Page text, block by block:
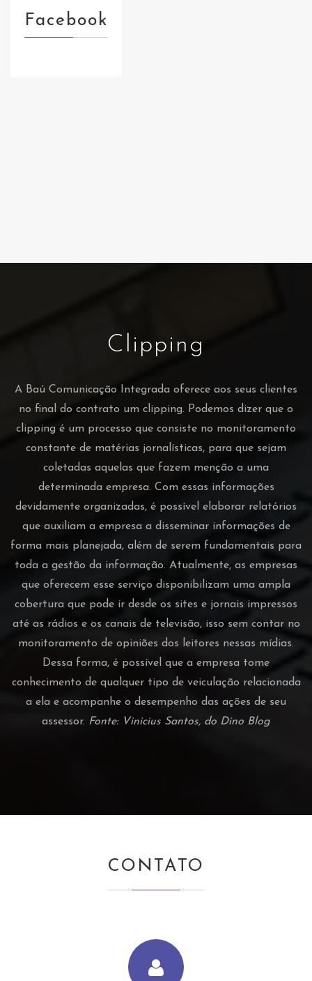
Facebook
Clipping
A Baú Comunicação Integrada oferece aos seus clientes
no final do contrato um clipping. Podemos dizer que o
clipping é um processo que consiste no monitoramento
constante de matérias jornalísticas, para que sejam
coletadas aquelas que fazem menção a uma
determinada empresa. Com essas informações
devidamente organizadas, é possível elaborar relatórios
que auxiliam a empresa a disseminar informações de
forma mais planejada, além de serem fundamentais para
toda a gestão da informação. Atualmente, as empresas
que oferecem esse serviço disponibilizam uma ampla
cobertura que pode ir desde os sites e jornais impressos
até as rádios e os canais de televisão, isso sem contar no
monitoramento de opiniões dos leitores nessas mídias.
Dessa forma, é possível que a empresa tome
conhecimento de qualquer tipo de veiculação relacionada
a ela e acompanhe o desempenho das ações de seu
assessor. Fonte: Vinicius Santos, do Dino Blog
CONTATO